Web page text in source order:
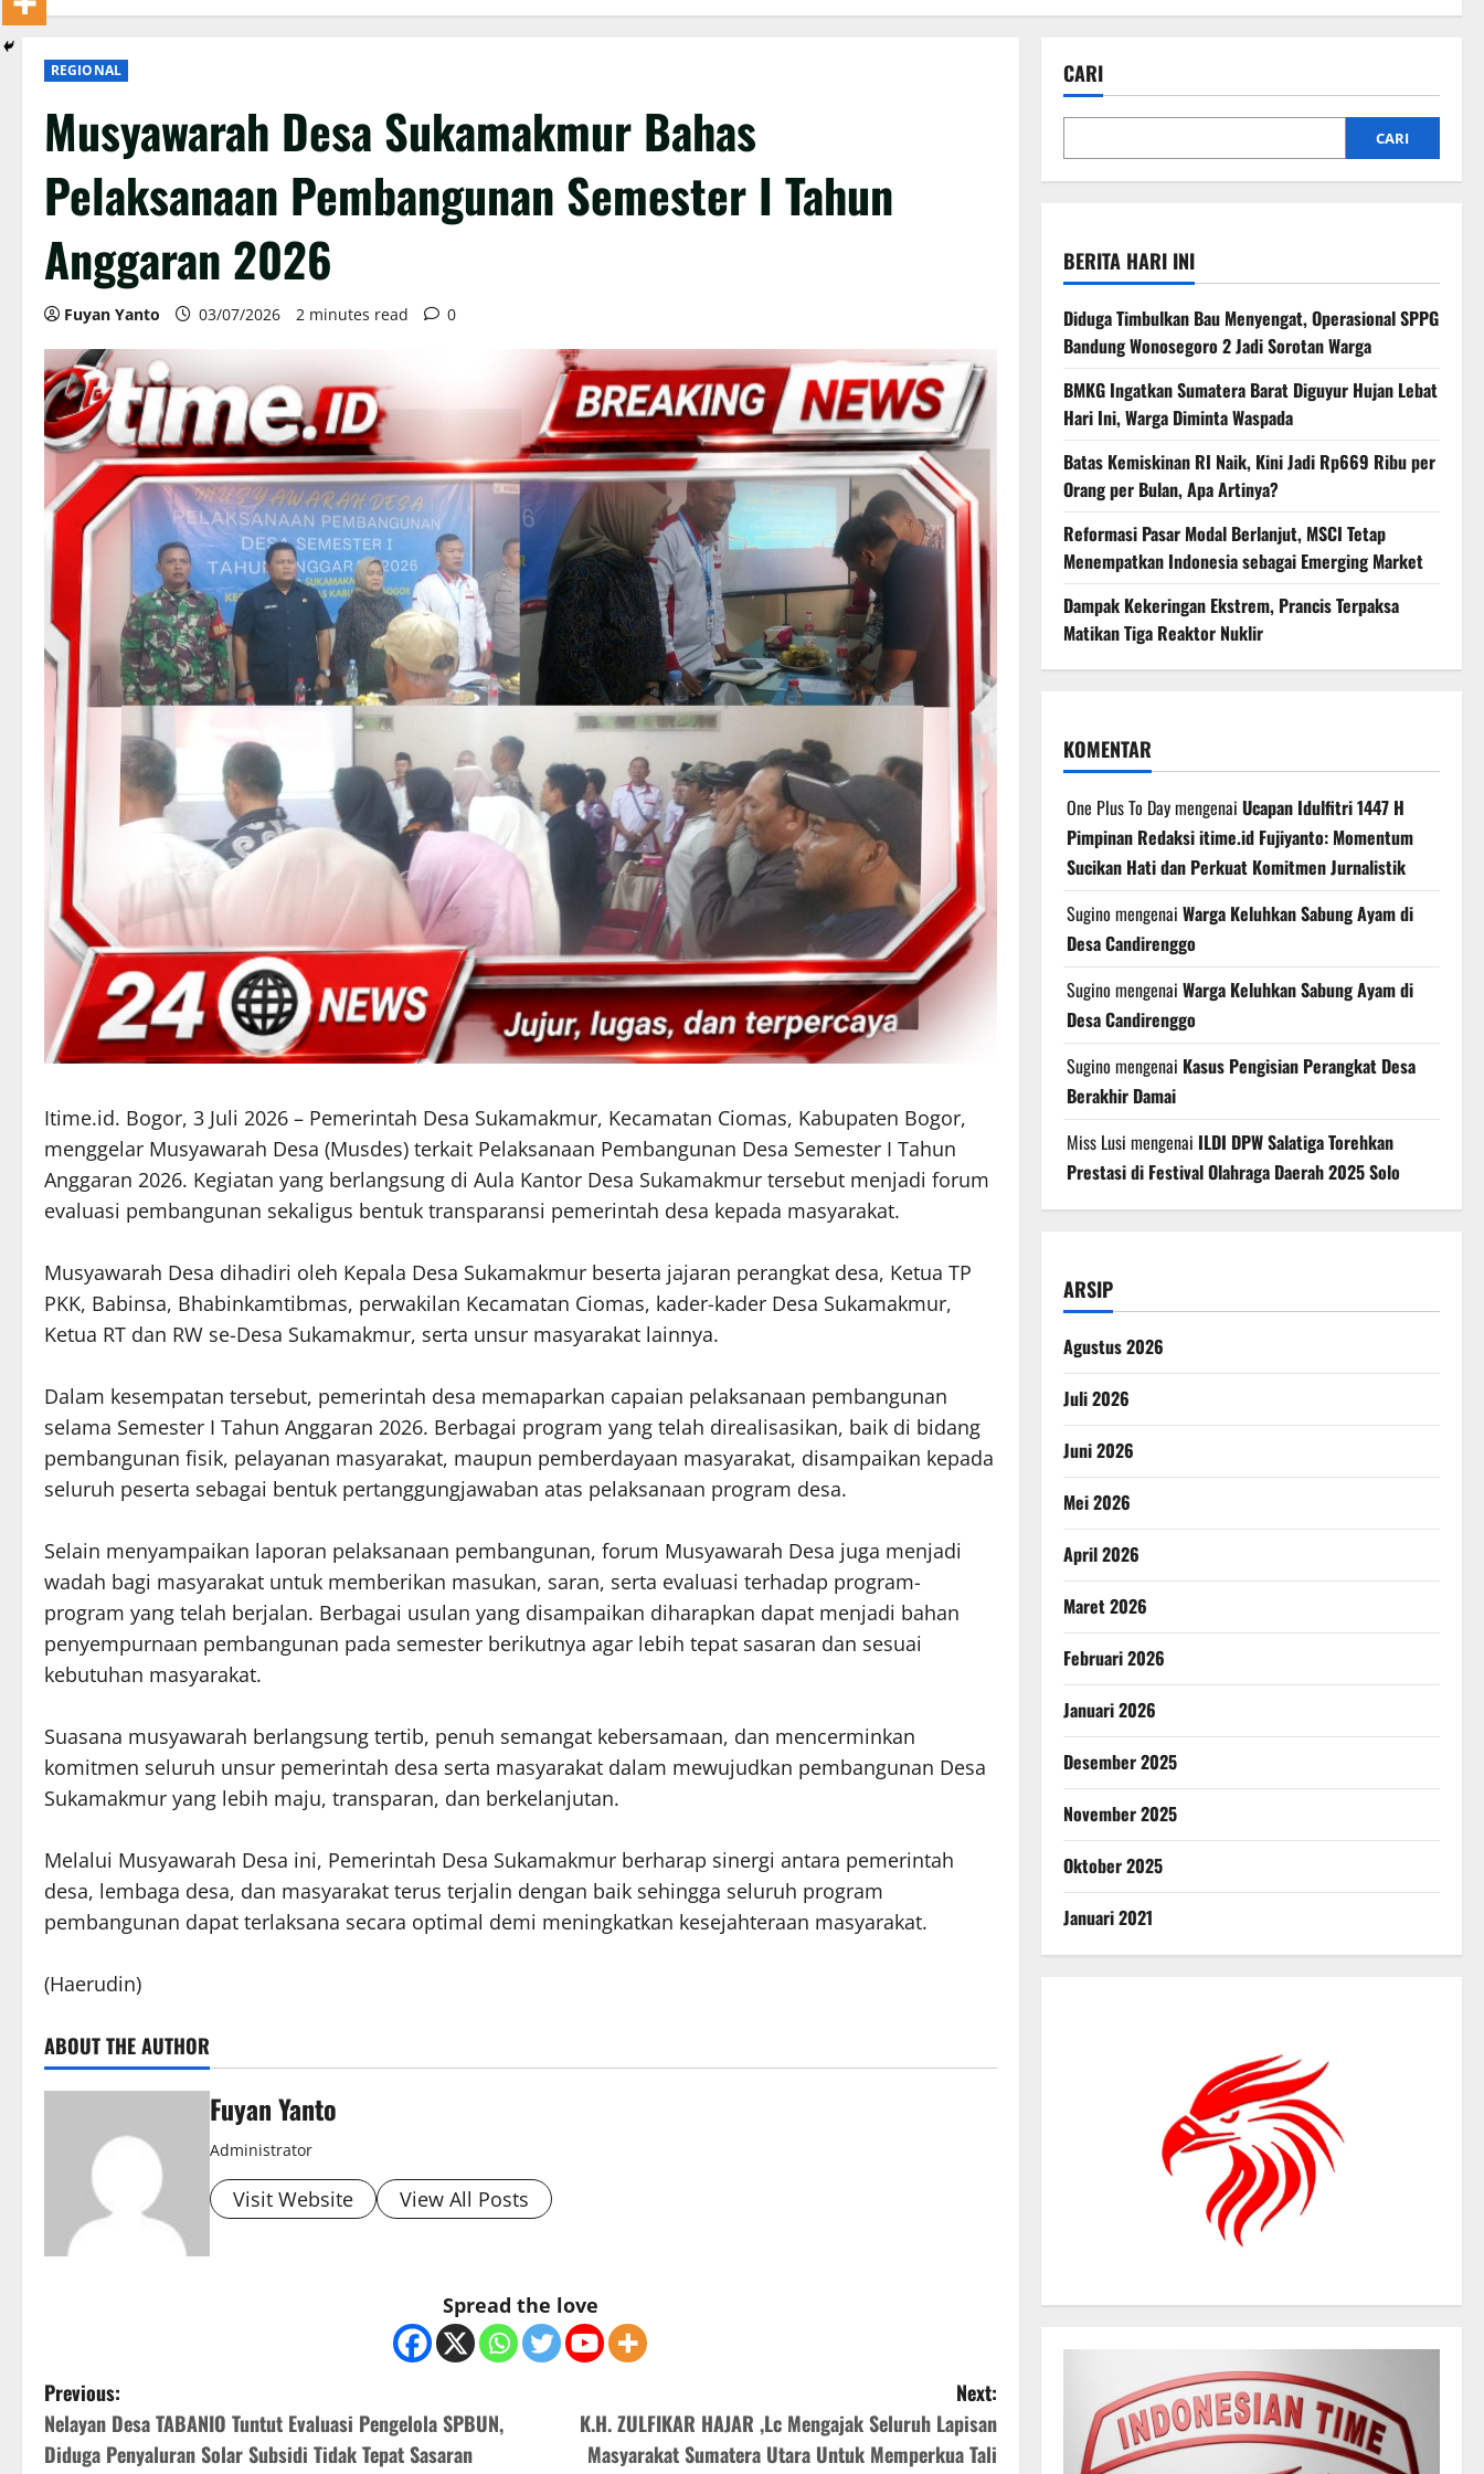
REGIONAL
Musyawarah Desa Sukamakmur Bahas
Pelaksanaan Pembangunan Semester I Tahun
Anggaran 2026
Fuyan Yanto 03/07/2026 2 minutes read 0
Itime.id. Bogor, 3 Juli 2026 – Pemerintah Desa Sukamakmur, Kecamatan Ciomas, Kabupaten Bogor,
menggelar Musyawarah Desa (Musdes) terkait Pelaksanaan Pembangunan Desa Semester I Tahun
Anggaran 2026. Kegiatan yang berlangsung di Aula Kantor Desa Sukamakmur tersebut menjadi forum
evaluasi pembangunan sekaligus bentuk transparansi pemerintah desa kepada masyarakat.
Musyawarah Desa dihadiri oleh Kepala Desa Sukamakmur beserta jajaran perangkat desa, Ketua TP
PKK, Babinsa, Bhabinkamtibmas, perwakilan Kecamatan Ciomas, kader-kader Desa Sukamakmur,
Ketua RT dan RW se-Desa Sukamakmur, serta unsur masyarakat lainnya.
Dalam kesempatan tersebut, pemerintah desa memaparkan capaian pelaksanaan pembangunan
selama Semester I Tahun Anggaran 2026. Berbagai program yang telah direalisasikan, baik di bidang
pembangunan fisik, pelayanan masyarakat, maupun pemberdayaan masyarakat, disampaikan kepada
seluruh peserta sebagai bentuk pertanggungjawaban atas pelaksanaan program desa.
Selain menyampaikan laporan pelaksanaan pembangunan, forum Musyawarah Desa juga menjadi
wadah bagi masyarakat untuk memberikan masukan, saran, serta evaluasi terhadap program-
program yang telah berjalan. Berbagai usulan yang disampaikan diharapkan dapat menjadi bahan
penyempurnaan pembangunan pada semester berikutnya agar lebih tepat sasaran dan sesuai
kebutuhan masyarakat.
Suasana musyawarah berlangsung tertib, penuh semangat kebersamaan, dan mencerminkan
komitmen seluruh unsur pemerintah desa serta masyarakat dalam mewujudkan pembangunan Desa
Sukamakmur yang lebih maju, transparan, dan berkelanjutan.
Melalui Musyawarah Desa ini, Pemerintah Desa Sukamakmur berharap sinergi antara pemerintah
desa, lembaga desa, dan masyarakat terus terjalin dengan baik sehingga seluruh program
pembangunan dapat terlaksana secara optimal demi meningkatkan kesejahteraan masyarakat.
(Haerudin)
ABOUT THE AUTHOR
Fuyan Yanto
Administrator
Visit Website View All Posts
Spread the love
P
o
Previous:
Nelayan Desa TABANIO Tuntut Evaluasi Pengelola SPBUN,
Diduga Penyaluran Solar Subsidi Tidak Tepat Sasaran
Next:
K.H. ZULFIKAR HAJAR ,Lc Mengajak Seluruh Lapisan
Masyarakat Sumatera Utara Untuk Memperkua Tali
CARI
CARI
BERITA HARI INI
Diduga Timbulkan Bau Menyengat, Operasional SPPG
Bandung Wonosegoro 2 Jadi Sorotan Warga
BMKG Ingatkan Sumatera Barat Diguyur Hujan Lebat
Hari Ini, Warga Diminta Waspada
Batas Kemiskinan RI Naik, Kini Jadi Rp669 Ribu per
Orang per Bulan, Apa Artinya?
Reformasi Pasar Modal Berlanjut, MSCI Tetap
Menempatkan Indonesia sebagai Emerging Market
Dampak Kekeringan Ekstrem, Prancis Terpaksa
Matikan Tiga Reaktor Nuklir
KOMENTAR
One Plus To Daymengenai Ucapan Idulfitri 1447 H
Pimpinan Redaksi itime.id Fujiyanto: Momentum
Sucikan Hati dan Perkuat Komitmen Jurnalistik
Sugino mengenai Warga Keluhkan Sabung Ayam di
Desa Candirenggo
Sugino mengenai Warga Keluhkan Sabung Ayam di
Desa Candirenggo
Sugino mengenai Kasus Pengisian Perangkat Desa
Berakhir Damai
Miss Lusi mengenai ILDI DPW Salatiga Torehkan
Prestasi di Festival Olahraga Daerah 2025 Solo
ARSIP
Agustus 2026
Juli 2026
Juni 2026
Mei 2026
April 2026
Maret 2026
Februari 2026
Januari 2026
Desember 2025
November 2025
Oktober 2025
Januari 2021